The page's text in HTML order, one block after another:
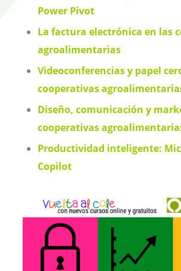
Power Pivot
La factura electrónica en las
agroalimentarias
Videoconferencias y papel
cooperativas
Diseño, comunicación y
cooperativas
Productividad inteligente:
Copilot